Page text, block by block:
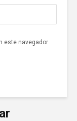
este navegador